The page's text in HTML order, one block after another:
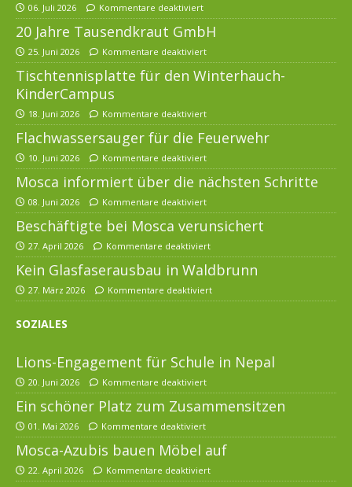
06. Juli 2026 Kommentare deaktiviert
20 Jahre Tausendkraut GmbH
25. Juni 2026 Kommentare deaktiviert
Tischtennisplatte für den Winterhauch-
KinderCampus
18. Juni 2026 Kommentare deaktiviert
Flachwassersauger für die Feuerwehr
10. Juni 2026 Kommentare deaktiviert
Mosca informiert über die nächsten Schritte
08. Juni 2026 Kommentare deaktiviert
Beschäftigte bei Mosca verunsichert
27. April 2026 Kommentare deaktiviert
Kein Glasfaserausbau in Waldbrunn
27. März 2026 Kommentare deaktiviert
SOZIALES
Lions-Engagement für Schule in Nepal
20. Juni 2026 Kommentare deaktiviert
Ein schöner Platz zum Zusammensitzen
01. Mai 2026 Kommentare deaktiviert
Mosca-Azubis bauen Möbel auf
22. April 2026 Kommentare deaktiviert